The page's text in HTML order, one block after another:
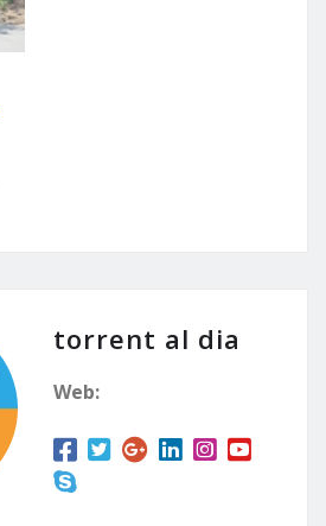
torrent al dia
Web: